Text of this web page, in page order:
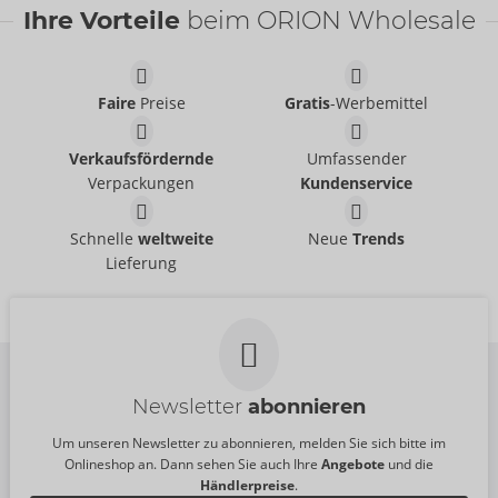
- ORION Brand
27705041021
39,95 €
Body
- ORION Brand
26419763021
UVP:49,95 €
Cottelli PARTY- ORION Brand
22606971021
Cottelli PARTY- ORION Brand
Ihre Vorteile beim ORION Wholesale
FairePreise Gratis-Werbemittel
Verkaufsfördernde
Verpackungen
Umfassender
Kundenservice
Schnelle weltweite
Lieferung
NeueTrends
Newsletter abonnieren
Um unseren Newsletter zu abonnieren, melden Sie sich bitte im
Onlineshop an. Dann sehen Sie auch Ihre Angebote und die
Händlerpreise.